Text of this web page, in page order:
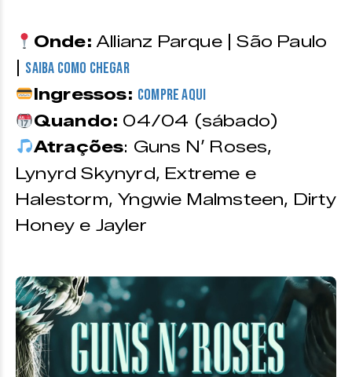
Onde:Allianz Parque | São Paulo
Saiba como chegar
Ingressos: Compre aqui
Quando: 04/04 (sábado)
Atrações: Guns N’ Roses,
Lynyrd Skynyrd, Extreme e
Halestorm, Yngwie Malmsteen, Dirty
Honey e Jayler